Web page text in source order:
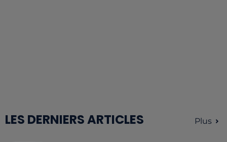
LES DERNIERS ARTICLES Plus